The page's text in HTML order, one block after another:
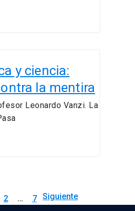
y ciencia:
la mentira
Leonardo Vanzi. La
2 … 7
Siguiente
→